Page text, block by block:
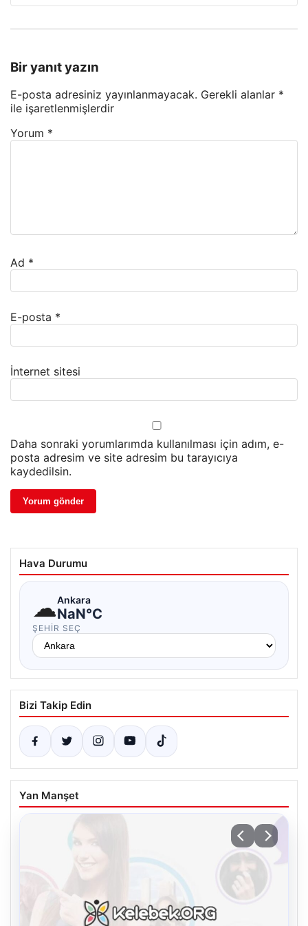
Bir yanıt yazın
E-posta adresiniz yayınlanmayacak. Gerekli alanlar *
ile işaretlenmişlerdir
Yorum *
Ad *
E-posta *
İnternet sitesi
Daha sonraki yorumlarımda kullanılması için adım, e-
posta adresim ve site adresim bu tarayıcıya
kaydedilsin.
Hava Durumu
☁Ankara
NaN°C
ŞEHIR SEÇ
Bizi Takip Edin
Yan Manşet